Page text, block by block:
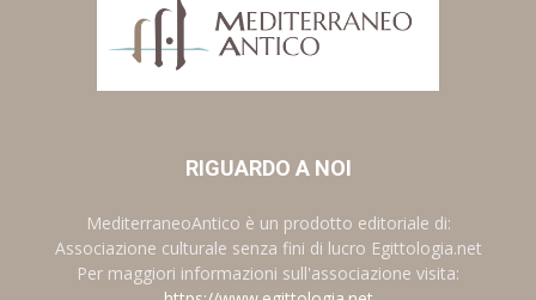
RIGUARDO A NOI
MediterraneoAntico è un prodotto editoriale di:
Associazione culturale senza fini di lucro Egittologia.net
Per maggiori informazioni sull'associazione visita: